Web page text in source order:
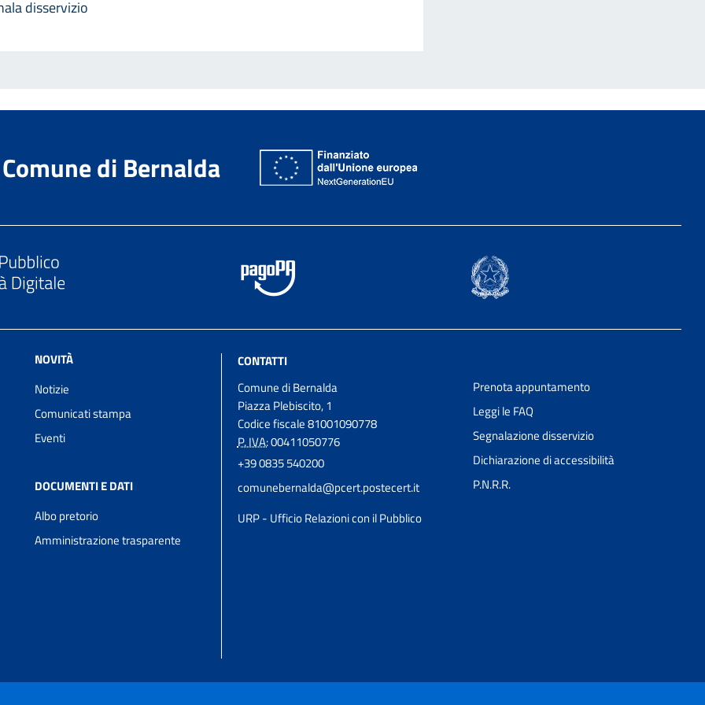
disservizio
Comune di Bernalda
NOVITÀ
Notizie
Comunicati stampa
Eventi
DOCUMENTI E DATI
Albo pretorio
Amministrazione trasparente
CONTATTI
Comune di Bernalda
Piazza Plebiscito, 1
Codice fiscale 81001090778
P. IVA:00411050776
+39 0835 540200
comunebernalda@pcert.postecert.it
URP - Ufficio Relazioni con il Pubblico
Prenota appuntamento
Leggi le FAQ
Segnalazione disservizio
Dichiarazione di accessibilità
P.N.R.R.